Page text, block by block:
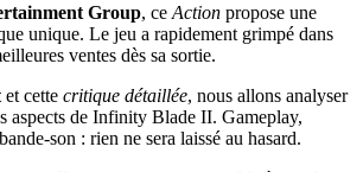
Group, ce Action propose une
unique. Le jeu a rapidement grimpé dans
ventes dès sa sortie.
et cette critique détaillée, nous allons analyser
aspects de Infinity Blade II. Gameplay,
son : rien ne sera laissé au hasard.